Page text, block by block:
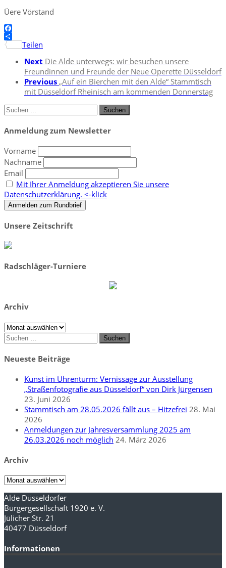
Üere Vörstand
Facebook
Teilen
Next Die Alde unterwegs: wir besuchen unsere
Freundinnen und Freunde der Neue Operette Düsseldorf
Previous „Auf ein Bierchen mit den Alde“ Stammtisch
mit Düsseldorf Rheinisch am kommenden Donnerstag
Suchen
Anmeldung zum Newsletter
Vorname
Nachname
Email
Mit Ihrer Anmeldung akzeptieren Sie unsere
Datenschutzerklärung. <-klick
Unsere Zeitschrift
Radschläger-Turniere
Archiv
Archiv
Suchen
nach:
Neueste Beiträge
Kunst im Uhrenturm: Vernissage zur Ausstellung
„Straßenfotografie aus Düsseldorf“ von Dirk Jürgensen
23. Juni 2026
Stammtisch am 28.05.2026 fällt aus – Hitzefrei 28. Mai
2026
Anmeldungen zur Jahresversammlung 2025 am
26.03.2026 noch möglich 24. März 2026
Archiv
Archiv
Alde Düsseldorfer
Bürgergesellschaft 1920 e. V.
Jülicher Str. 21
40477 Düsseldorf
Informationen